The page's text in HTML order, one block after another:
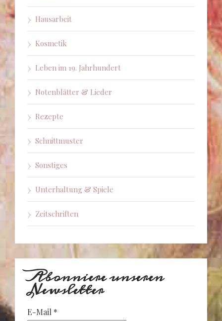
Hausarbeit
Kosmetik
Leben im 19. Jahrhundert
Notenblätter & Lieder
Rezepte
Schnittmuster
Sonstiges
Unterhaltung & Spiele
Zeitschriften
Abonniere unseren
Newsletter
E-Mail *